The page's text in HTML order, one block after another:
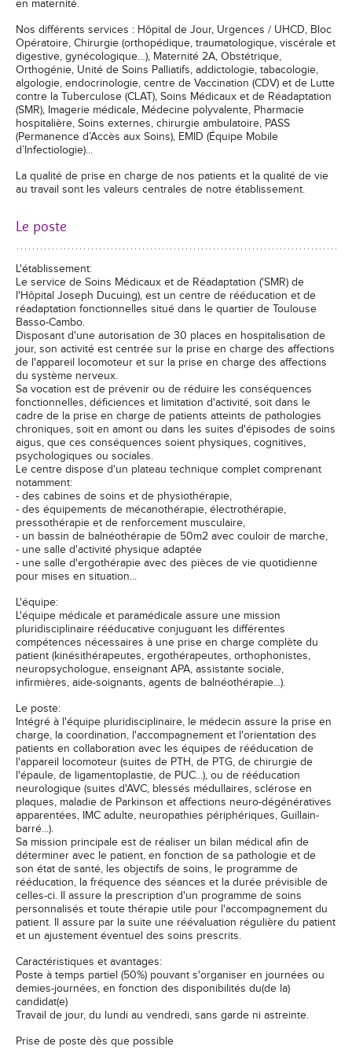
en maternité.
Nos différents services : Hôpital de Jour, Urgences / UHCD, Bloc
Opératoire, Chirurgie (orthopédique, traumatologique, viscérale et
digestive, gynécologique…), Maternité 2A, Obstétrique,
Orthogénie, Unité de Soins Palliatifs, addictologie, tabacologie,
algologie, endocrinologie, centre de Vaccination (CDV) et de Lutte
contre la Tuberculose (CLAT), Soins Médicaux et de Réadaptation
(SMR), Imagerie médicale, Médecine polyvalente, Pharmacie
hospitalière, Soins externes, chirurgie ambulatoire, PASS
(Permanence d’Accès aux Soins), EMID (Équipe Mobile
d’Infectiologie)...
La qualité de prise en charge de nos patients et la qualité de vie
au travail sont les valeurs centrales de notre établissement.
Le poste
L'établissement:
Le service de Soins Médicaux et de Réadaptation ('SMR) de
l'Hôpital Joseph Ducuing), est un centre de rééducation et de
réadaptation fonctionnelles situé dans le quartier de Toulouse
Basso-Cambo.
Disposant d'une autorisation de 30 places en hospitalisation de
jour, son activité est centrée sur la prise en charge des affections
de l'appareil locomoteur et sur la prise en charge des affections
du système nerveux.
Sa vocation est de prévenir ou de réduire les conséquences
fonctionnelles, déficiences et limitation d'activité, soit dans le
cadre de la prise en charge de patients atteints de pathologies
chroniques, soit en amont ou dans les suites d'épisodes de soins
aigus, que ces conséquences soient physiques, cognitives,
psychologiques ou sociales.
Le centre dispose d'un plateau technique complet comprenant
notamment:
- des cabines de soins et de physiothérapie,
- des équipements de mécanothérapie, électrothérapie,
pressothérapie et de renforcement musculaire,
- un bassin de balnéothérapie de 50m2 avec couloir de marche,
- une salle d'activité physique adaptée
- une salle d'ergothérapie avec des pièces de vie quotidienne
pour mises en situation...
L'équipe:
L'équipe médicale et paramédicale assure une mission
pluridisciplinaire rééducative conjuguant les différentes
compétences nécessaires à une prise en charge complète du
patient (kinésithérapeutes, ergothérapeutes, orthophonistes,
neuropsychologue, enseignant APA, assistante sociale,
infirmières, aide-soignants, agents de balnéothérapie...).
Le poste:
Intégré à l'équipe pluridisciplinaire, le médecin assure la prise en
charge, la coordination, l'accompagnement et l'orientation des
patients en collaboration avec les équipes de rééducation de
l'appareil locomoteur (suites de PTH, de PTG, de chirurgie de
l'épaule, de ligamentoplastie, de PUC...), ou de rééducation
neurologique (suites d'AVC, blessés médullaires, sclérose en
plaques, maladie de Parkinson et affections neuro-dégénératives
apparentées, IMC adulte, neuropathies périphériques, Guillain-
barré...).
Sa mission principale est de réaliser un bilan médical afin de
déterminer avec le patient, en fonction de sa pathologie et de
son état de santé, les objectifs de soins, le programme de
rééducation, la fréquence des séances et la durée prévisible de
celles-ci. Il assure la prescription d'un programme de soins
personnalisés et toute thérapie utile pour l'accompagnement du
patient. Il assure par la suite une réévaluation régulière du patient
et un ajustement éventuel des soins prescrits.
Caractéristiques et avantages:
Poste à temps partiel (50%) pouvant s'organiser en journées ou
demies-journées, en fonction des disponibilités du(de la)
candidat(e)
Travail de jour, du lundi au vendredi, sans garde ni astreinte.
Prise de poste dès que possible